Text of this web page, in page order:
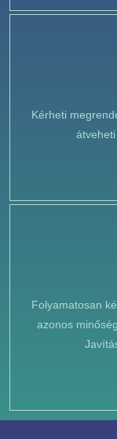
Kérheti
Folyamatosan
azonos